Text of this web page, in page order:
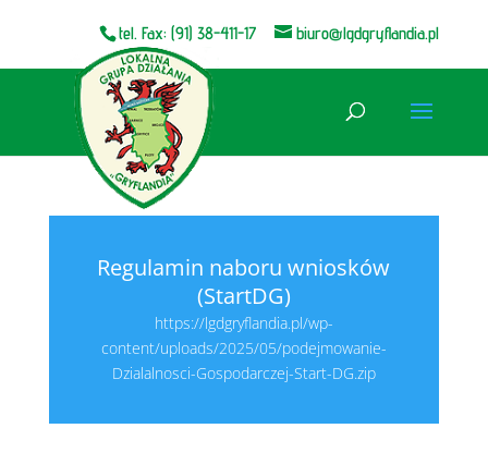
Otwórz pasek narzędzi
tel. Fax: (91) 38-411-17 biuro@lgdgryflandia.pl
Regulamin naboru wniosków
(StartDG)
https://lgdgryflandia.pl/wp-
content/uploads/2025/05/podejmowanie-
Dzialalnosci-Gospodarczej-Start-DG.zip